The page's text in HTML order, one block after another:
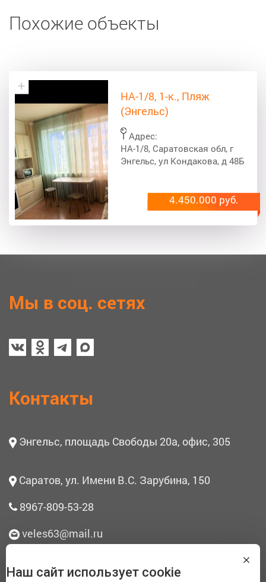
Похожие объекты
НА-1/8, 1-к., Пляж
(Энгельс)
Адрес:
НА-1/8, Саратовская обл, г
Энгельс, ул Кондакова, д 48Б
4.450.000 руб.
Мы в соц. сетях
Контакты
Энгельс, площадь Свободы 20а, офис, 305
Саратов, ул. Имени В.С. Зарубина, 150
8967-809-53-28
veles63@mail.ru
О нас
Наш сайт использует cookie